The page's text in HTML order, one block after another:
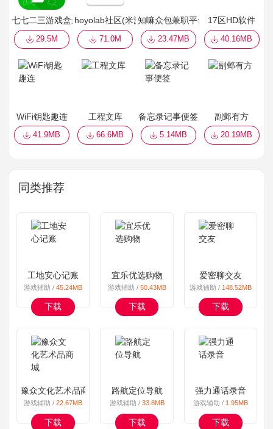
七七二三游戏盒最新版(7723游戏盒)
29.5M
hoyolab社区(米游社国际版)
71.0M
知嘛众包兼职平台
23.47MB
17区HD软件
40.16MB
WiFi钥匙趣连
41.9MB
工程文库
66.6MB
备忘录记事便签
5.14MB
副邺有方
20.19MB
同类推荐
工地安心记账
游戏辅助 / 45.24MB
下载
宜乐优选购物
游戏辅助 / 50.43MB
下载
爱密聊交友
游戏辅助 / 148.52MB
下载
豫众文化艺术品商城
游戏辅助 / 22.67MB
下载
路航定位导航
游戏辅助 / 33.8MB
下载
强力通话录音
游戏辅助 /1.95MB
下载